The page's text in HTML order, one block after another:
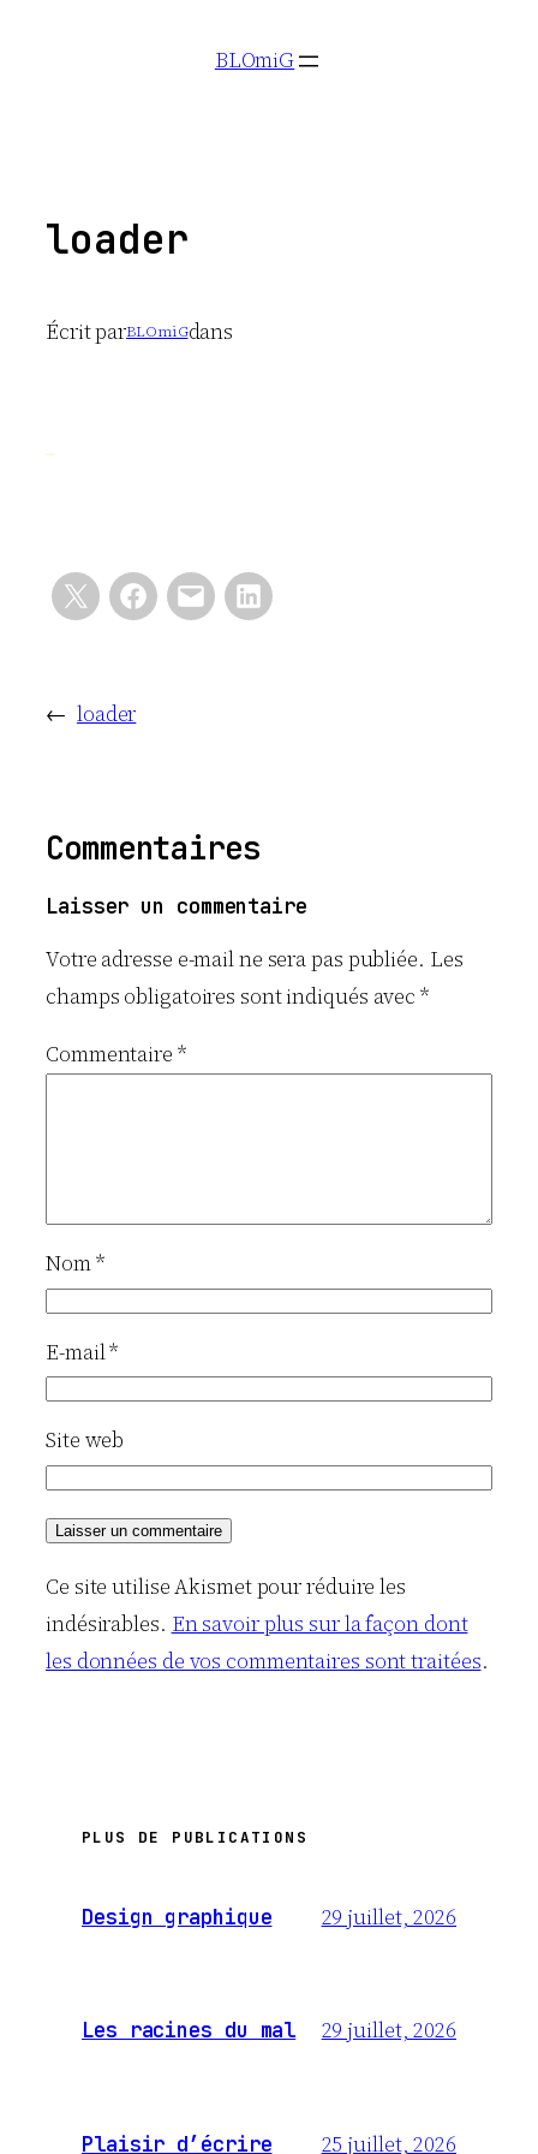
BLOmiG
loader
Écrit parBLOmiGdans
← loader
Commentaires
Laisser un commentaire
Votre adresse e-mail ne sera pas publiée. Les
champs obligatoires sont indiqués avec*
Commentaire *
Nom*
E-mail*
Site web
Ce site utilise Akismet pour réduire les
indésirables. En savoir plus sur la façon dont
les données de vos commentaires sont traitées.
PLUS DE PUBLICATIONS
Design graphique 29 juillet, 2026
Les racines du mal 29 juillet, 2026
Plaisir d’écrire 25 juillet, 2026